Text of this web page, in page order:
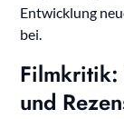
Entwicklung
bei.
Filmkritik:
und